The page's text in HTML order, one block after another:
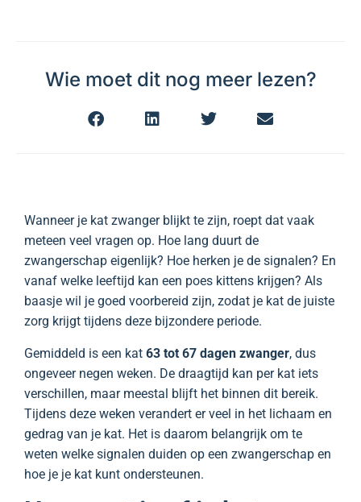
Wie moet dit nog meer lezen?
Wanneer je kat zwanger blijkt te zijn, roept dat vaak
meteen veel vragen op. Hoe lang duurt de
zwangerschap eigenlijk? Hoe herken je de signalen? En
vanaf welke leeftijd kan een poes kittens krijgen? Als
baasje wil je goed voorbereid zijn, zodat je kat de juiste
zorg krijgt tijdens deze bijzondere periode.
Gemiddeld is een kat 63 tot 67 dagen zwanger, dus
ongeveer negen weken. De draagtijd kan per kat iets
verschillen, maar meestal blijft het binnen dit bereik.
Tijdens deze weken verandert er veel in het lichaam en
gedrag van je kat. Het is daarom belangrijk om te
weten welke signalen duiden op een zwangerschap en
hoe je je kat kunt ondersteunen.